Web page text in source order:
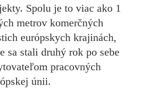
Spolu je to viac ako 1
metrov komerčných
európskych krajinách,
sa stali druhý rok po sebe
pracovných
únii.